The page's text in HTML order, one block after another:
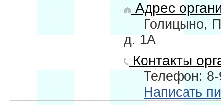
Адрес
Голицыно,
д. 1А
Контакты
Телефон: 8-
Написать